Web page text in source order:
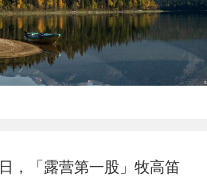
，「露营第一股」牧高笛